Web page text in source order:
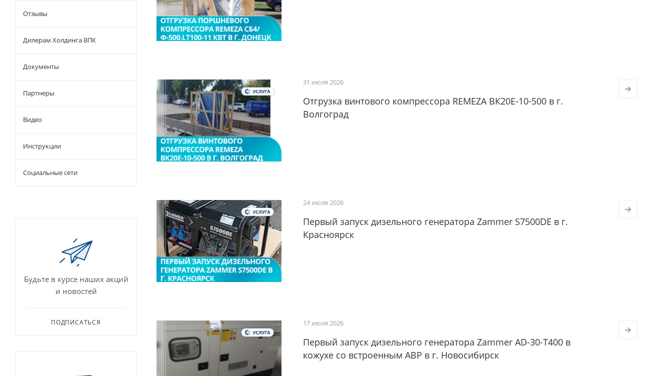
31 июля 2026
Отгрузка винтового компрессора REMEZA ВК20Е-10-500 в г.
Волгоград
24 июля 2026
Первый запуск дизельного генератора Zammer S7500DE в г.
Красноярск
17 июля 2026
Первый запуск дизельного генератора Zammer AD-30-Т400 в
кожухе со встроенным АВР в г. Новосибирск
Отзывы
Дилерам Холдинга ВПК
Документы
Партнеры
Видео
Инструкции
Социальные сети
Будьте в курсе наших акций
и новостей
ПОДПИСАТЬСЯ